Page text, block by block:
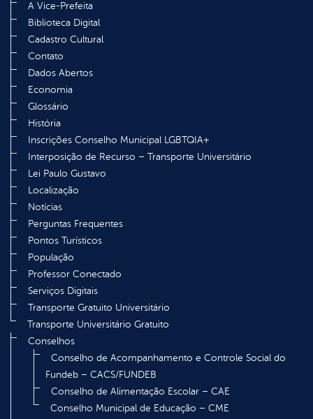
A Vice-Prefeita
Biblioteca Digital
Cadastro Cultural
Contato
Dados Abertos
Economia
Glossário
História
Inscrições Conselho Municipal LGBTQIA+
Interposição de Recurso – Transporte Universitário
Lei Paulo Gustavo
Localização
Notícias
Perguntas Frequentes
Pontos Turísticos
População
Professor Conectado
Serviços Digitais
Transporte Gratuito Universitário
Transporte Universitário Gratuito
Conselhos
Conselho de Acompanhamento e Controle Social do
Fundeb – CACS/FUNDEB
Conselho de Alimentação Escolar – CAE
Conselho Municipal de Educação – CME